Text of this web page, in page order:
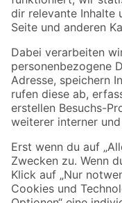
Umständen nicht in allen Märkten
sich auf den unter "Mein Markt"
Produkte nur solange der Vorrat
*Paketversand ab 59 €
fallen zusätzliche Versandkosten
Datenschutz Privatsphäre
Nutzungsbedingungen
Barrierefreiheit
© 2026 toom Baumarkt